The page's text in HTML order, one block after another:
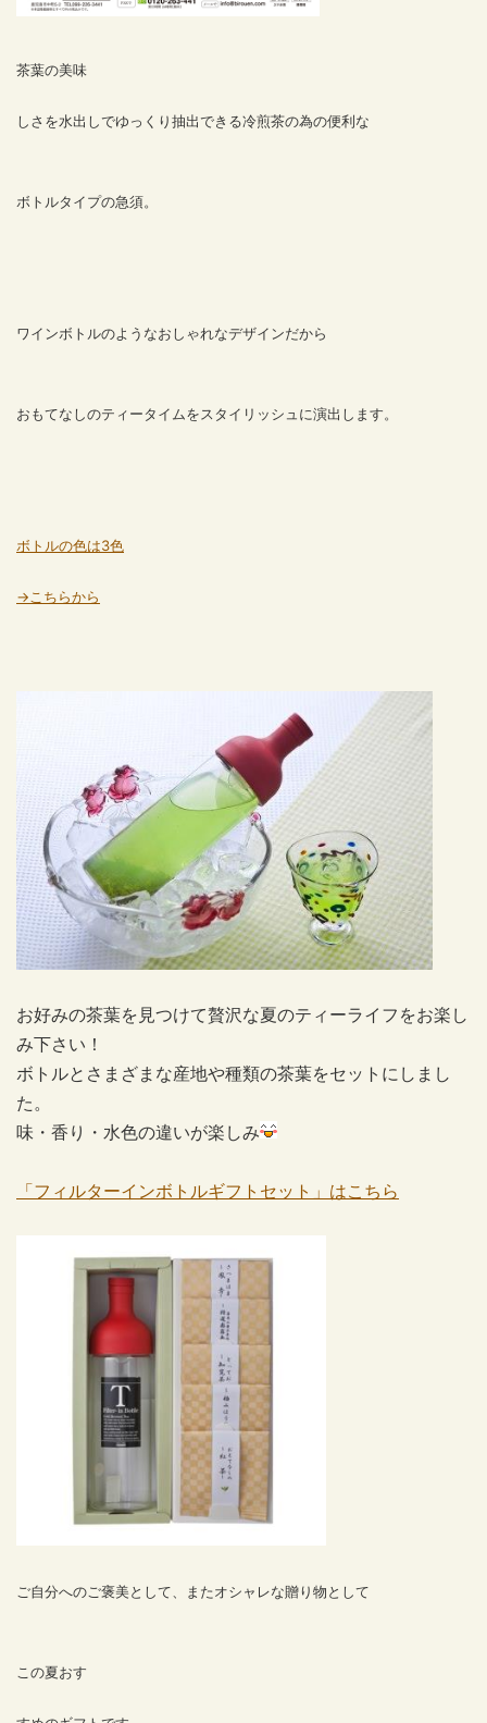
茶葉の美味
しさを水出しでゆっくり抽出できる冷煎茶の為の便利な
ボトルタイプの急須。
ワインボトルのようなおしゃれなデザインだから
おもてなしのティータイムをスタイリッシュに演出します。
ボトルの色は3色
→こちらから
お好みの茶葉を見つけて贅沢な夏のティーライフをお楽し
み下さい！
ボトルとさまざまな産地や種類の茶葉をセットにしまし
た。
味・香り・水色の違いが楽しみ
「フィルターインボトルギフトセット」はこちら
ご自分へのご褒美として、またオシャレな贈り物として
この夏おす